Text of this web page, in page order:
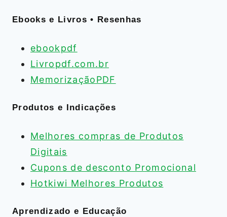
Ebooks e Livros • Resenhas
ebookpdf
Livropdf.com.br
MemorizaçãoPDF
Produtos e Indicações
Melhores compras de Produtos
Digitais
Cupons de desconto Promocional
Hotkiwi Melhores Produtos
Aprendizado e Educação